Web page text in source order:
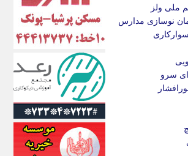
ملی ولز
نوسازی مدارس
سرو
ایران آرت
ایران آنلاین
ایران زندگی
ایران فوری
ایرانی روز
ایرانیتال
ایرنا
ایسکانیوز
ایسنا
ایکنا
ایلنا